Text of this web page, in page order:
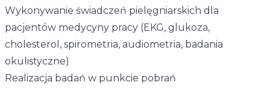
Wykonywanie świadczeń pielęgniarskich dla
pacjentów medycyny pracy (EKG, glukoza,
cholesterol, spirometria, audiometria, badania
okulistyczne)
Realizacja badań w punkcie pobrań